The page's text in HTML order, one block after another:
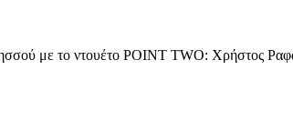
με το ντουέτο POINT TWO: Χρήστος